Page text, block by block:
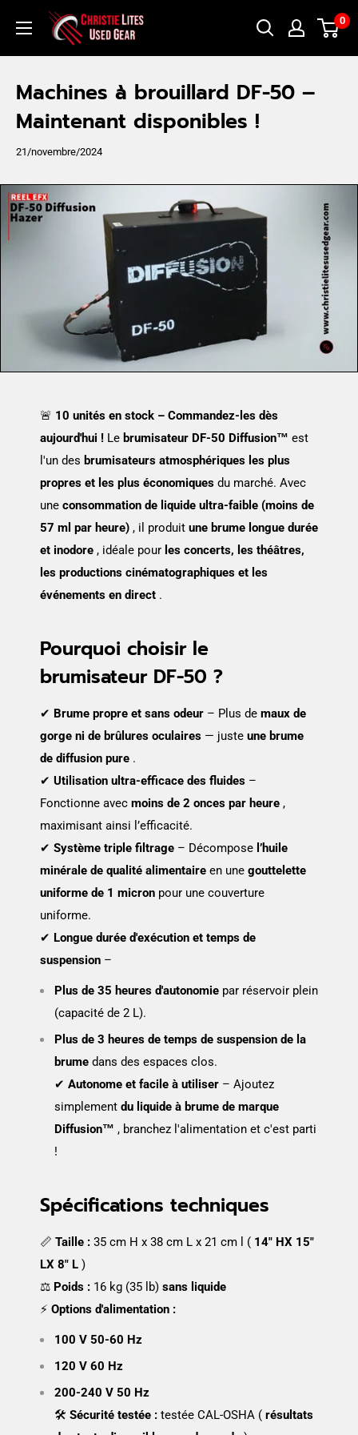
contenu
Christie
Lites
Gear
0
Machines à brouillard DF-50 –
Maintenant disponibles !
21/novembre/2024
🚨 10 unités en stock – Commandez-les dès
aujourd'hui ! Le brumisateur DF-50 Diffusion™ est
l'un des brumisateurs atmosphériques les plus
propres et les plus économiques du marché. Avec
une consommation de liquide ultra-faible (moins de
57 ml par heure) , il produit une brume longue durée
et inodore , idéale pour les concerts, les théâtres,
les productions cinématographiques et les
événements en direct .
Pourquoi choisir le
brumisateur DF-50 ?
✔ Brume propre et sans odeur – Plus de maux de
gorge ni de brûlures oculaires — juste une brume
de diffusion pure .
✔ Utilisation ultra-efficace des fluides –
Fonctionne avec moins de 2 onces par heure ,
maximisant ainsi l’efficacité.
✔ Système triple filtrage – Décompose l’huile
minérale de qualité alimentaire en une gouttelette
uniforme de 1 micron pour une couverture
uniforme.
✔ Longue durée d'exécution et temps de
suspension –
Plus de 35 heures d'autonomie par réservoir plein
(capacité de 2 L).
Plus de 3 heures de temps de suspension de la
brume dans des espaces clos.
✔ Autonome et facile à utiliser – Ajoutez
simplement du liquide à brume de marque
Diffusion™ , branchez l'alimentation et c'est parti
!
Spécifications techniques
📏 Taille : 35 cm H x 38 cm L x 21 cm l ( 14" HX 15"
LX 8" L )
⚖ Poids : 16 kg (35 lb) sans liquide
⚡ Options d'alimentation :
100 V 50-60 Hz
120 V 60 Hz
200-240 V 50 Hz
🛠 Sécurité testée : testée CAL-OSHA ( résultats